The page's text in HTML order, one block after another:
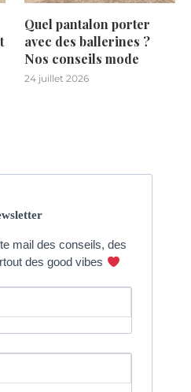
Quel pantalon porter
avec des ballerines ?
Nos conseils mode
24 juillet 2026
mail des conseils, des
des good vibes